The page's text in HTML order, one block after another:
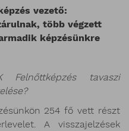
vezető:
több végzett
képzésünkre
tavaszi
254 fő vett részt
A visszajelzések